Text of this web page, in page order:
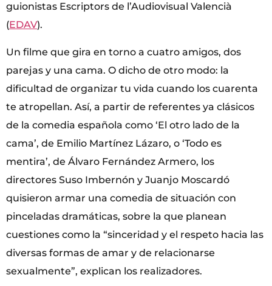
guionistas Escriptors de l’Audiovisual Valencià
(EDAV).
Un filme que gira en torno a cuatro amigos, dos
parejas y una cama. O dicho de otro modo: la
dificultad de organizar tu vida cuando los cuarenta
te atropellan. Así, a partir de referentes ya clásicos
de la comedia española como ‘El otro lado de la
cama’, de Emilio Martínez Lázaro, o ‘Todo es
mentira’, de Álvaro Fernández Armero, los
directores Suso Imbernón y Juanjo Moscardó
quisieron armar una comedia de situación con
pinceladas dramáticas, sobre la que planean
cuestiones como la “sinceridad y el respeto hacia las
diversas formas de amar y de relacionarse
sexualmente”, explican los realizadores.